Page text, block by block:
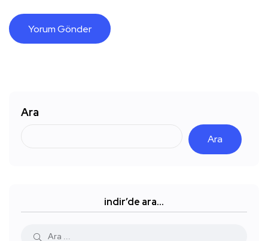
Ara
Ara
indir’de ara…